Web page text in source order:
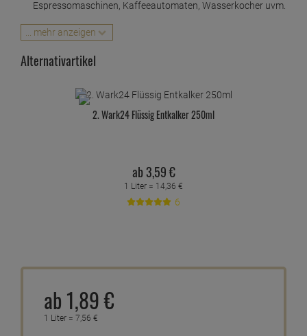
Espressomaschinen, Kaffeeautomaten, Wasserkocher uvm.
Enthält ausschließlich natürliche Säuren wie Citronensäure,
Milchsäure und Apfelsäure. Er ist damit lebensmittelsauber
und gesundheitlich unbedenklich
Haushalt und stellt ihre volle Leistungsfähigkeit sicher
Heitmann Bio Schnell Entkalker Leistungsstark und
lebensmittelsauber
... mehr anzeigen
Alternativartikel
2. Wark24 Flüssig Entkalker 250ml
ab3,59€
1 Liter = 14,36 €
6
ab 1,89€
1 Liter = 7,56 €